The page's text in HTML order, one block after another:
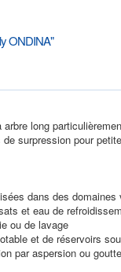
ONDINA"
long
surpression pour
dans des domaines
et eau de
ou de lavage
et de réservoirs
par aspersion ou